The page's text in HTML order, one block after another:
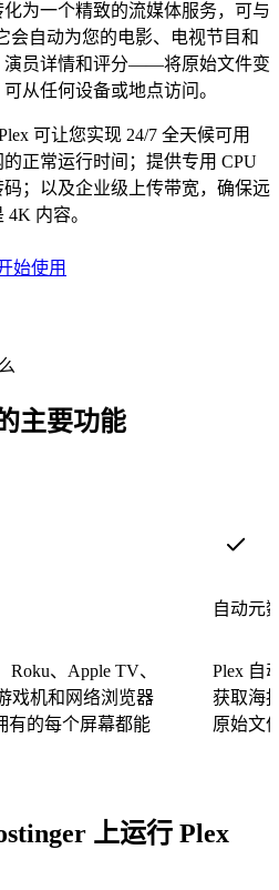
为一个精致的流媒体服务，可与
会自动为您的电影、电视节目和
演员详情和评分——将原始文件变
从任何设备或地点访问。
可让您实现 24/7 全天候可用
正常运行时间；提供专用 CPU
；以及企业级上传带宽，确保远
内容。
始使用
主要功能
、Apple TV、
戏机和网络浏览器
有的每个屏幕都能
自动元
Plex 自
获取海
原始文
上运行 Plex